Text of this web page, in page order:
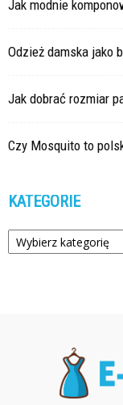
Jak modnie
Odzież damska jako
Jak dobrać rozmiar
Czy Mosquito to
KATEGORIE
Kategorie